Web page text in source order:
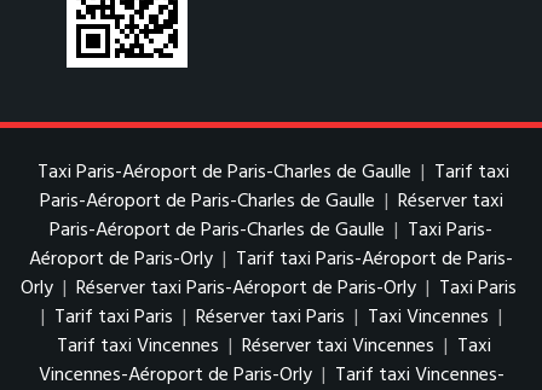
Taxi Paris-Aéroport de Paris-Charles de Gaulle | Tarif taxi
Paris-Aéroport de Paris-Charles de Gaulle | Réserver taxi
Paris-Aéroport de Paris-Charles de Gaulle | Taxi Paris-
Aéroport de Paris-Orly | Tarif taxi Paris-Aéroport de Paris-
Orly | Réserver taxi Paris-Aéroport de Paris-Orly | Taxi Paris
| Tarif taxi Paris | Réserver taxi Paris | Taxi Vincennes |
Tarif taxi Vincennes | Réserver taxi Vincennes | Taxi
Vincennes-Aéroport de Paris-Orly | Tarif taxi Vincennes-